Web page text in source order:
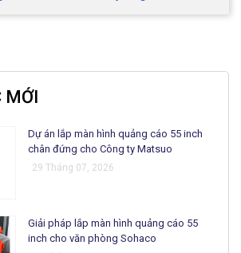
MỚI
Dự án lắp màn hình quảng cáo 55 inch
chân đứng cho Công ty Matsuo
29 Tháng 07, 2026
Giải pháp lắp màn hình quảng cáo 55
inch cho văn phòng Sohaco